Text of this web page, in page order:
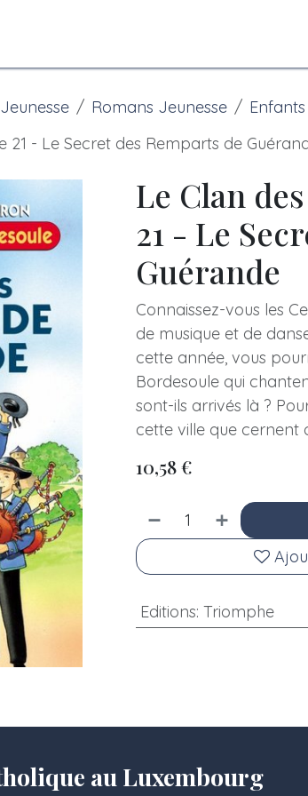
Jeunesse Romans Jeunesse
21 - Le Secret des Remparts de
Le Clan
21 - Le
Guérande
Connaissez-vous les
de musique et de
cette année, vous
Bordesoule qui
sont-ils arrivés là ?
cette ville que cernent
10,58€
Editions: Triomphe
au Luxembourg